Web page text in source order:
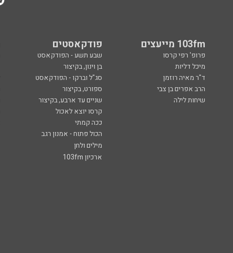
103fm מייעצים פודקאסטים
פרופ' רפי קרסו שבע תשע - הפודקאסט
מיכל דליות בן וינון, בקיצור
ד"ר מאיה רוזמן סג"ל וברקו - הפודקאסט
הרב אפרים בן צבי ספורט, בקיצור
שיחות לילה שניים עד ארבע, בקיצור
קרסו יוצא לאכול
ככה קמתי
הכול פתוח - אמנון רגב
מילים ולחן
ארכיון 103fm